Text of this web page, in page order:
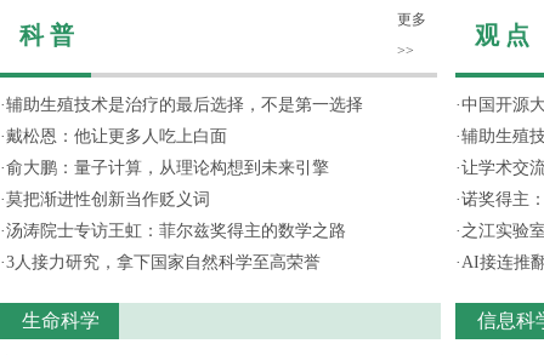
科 普
更多
>>
·辅助生殖技术是治疗的最后选择，不是第一选择
·戴松恩：他让更多人吃上白面
·俞大鹏：量子计算，从理论构想到未来引擎
·莫把渐进性创新当作贬义词
·汤涛院士专访王虹：菲尔兹奖得主的数学之路
·3人接力研究，拿下国家自然科学至高荣誉
生命科学
观 点
·中国开源
·辅助生殖
·让学术交
·诺奖得主
· 之江实验
·AI接连推
信息科